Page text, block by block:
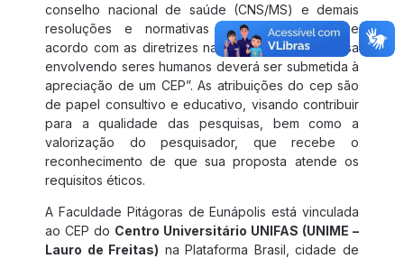
conselho nacional de saúde (CNS/MS) e demais
resoluções e normativas complementares). De
acordo com as diretrizes nacionais, “toda pesquisa
envolvendo seres humanos deverá ser submetida à
apreciação de um CEP”. As atribuições do cep são
de papel consultivo e educativo, visando contribuir
para a qualidade das pesquisas, bem como a
valorização do pesquisador, que recebe o
reconhecimento de que sua proposta atende os
requisitos éticos.
A Faculdade Pitágoras de Eunápolis está vinculada
ao CEP do Centro Universitário UNIFAS (UNIME –
Lauro de Freitas) na Plataforma Brasil, cidade de